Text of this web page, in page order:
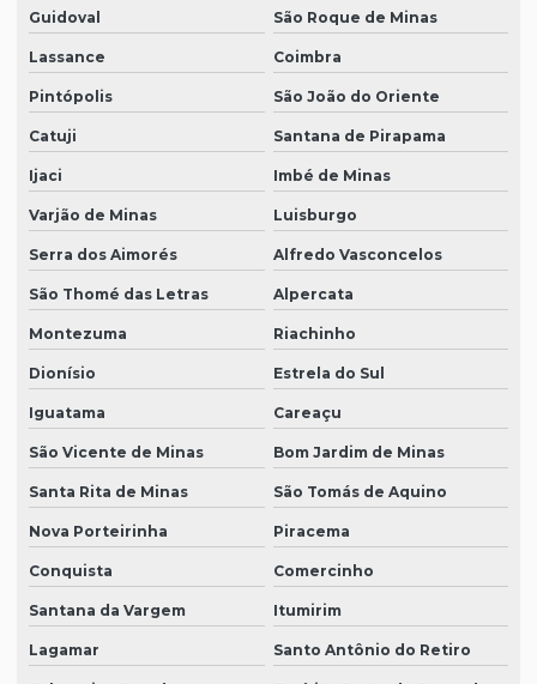
Guidoval São Roque de Minas
Lassance Coimbra
Pintópolis São João do Oriente
Catuji Santana de Pirapama
Ijaci Imbé de Minas
Varjão de Minas Luisburgo
Serra dos Aimorés Alfredo Vasconcelos
São Thomé das Letras Alpercata
Montezuma Riachinho
Dionísio Estrela do Sul
Iguatama Careaçu
São Vicente de Minas Bom Jardim de Minas
Santa Rita de Minas São Tomás de Aquino
Nova Porteirinha Piracema
Conquista Comercinho
Santana da Vargem Itumirim
Lagamar Santo Antônio do Retiro